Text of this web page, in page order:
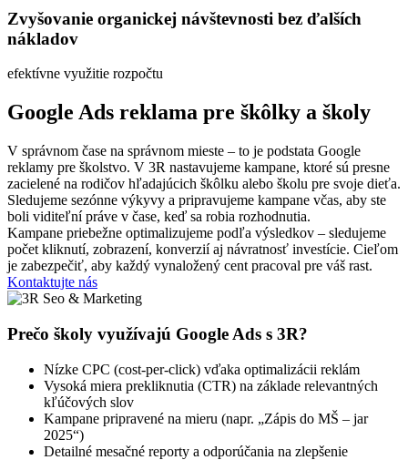
Zvyšovanie organickej návštevnosti bez ďalších
nákladov
efektívne využitie rozpočtu
Google Ads reklama pre škôlky a školy
V správnom čase na správnom mieste – to je podstata Google
reklamy pre školstvo. V 3R nastavujeme kampane, ktoré sú presne
zacielené na rodičov hľadajúcich škôlku alebo školu pre svoje dieťa.
Sledujeme sezónne výkyvy a pripravujeme kampane včas, aby ste
boli viditeľní práve v čase, keď sa robia rozhodnutia.
Kampane priebežne optimalizujeme podľa výsledkov – sledujeme
počet kliknutí, zobrazení, konverzií aj návratnosť investície. Cieľom
je zabezpečiť, aby každý vynaložený cent pracoval pre váš rast.
Kontaktujte nás
Prečo školy využívajú Google Ads s 3R?
Nízke CPC (cost-per-click) vďaka optimalizácii reklám
Vysoká miera prekliknutia (CTR) na základe relevantných
kľúčových slov
Kampane pripravené na mieru (napr. „Zápis do MŠ – jar
2025“)
Detailné mesačné reporty a odporúčania na zlepšenie